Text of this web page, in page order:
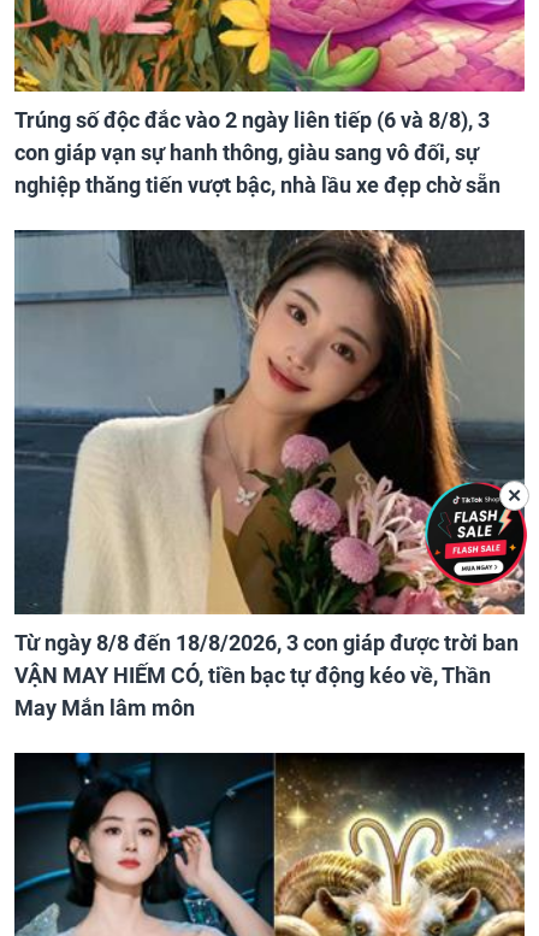
Trúng số độc đắc vào 2 ngày liên tiếp (6 và 8/8), 3
con giáp vạn sự hanh thông, giàu sang vô đối, sự
nghiệp thăng tiến vượt bậc, nhà lầu xe đẹp chờ sẵn
Từ ngày 8/8 đến 18/8/2026, 3 con giáp được trời ban
VẬN MAY HIẾM CÓ, tiền bạc tự động kéo về, Thần
May Mắn lâm môn
✕